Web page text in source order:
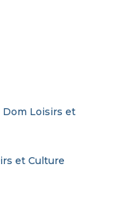
Loisirs et
et Culture